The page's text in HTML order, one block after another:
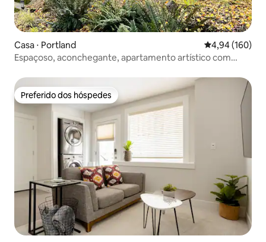
Casa ⋅ Portland 4,94 de uma
4,94 (160)
Espaçoso, aconchegante, apartamento artístico com
Preferido dos hóspedes
Preferido dos hóspedes